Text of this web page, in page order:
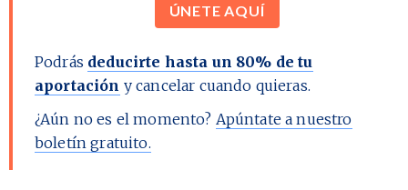
ÚNETE AQUÍ
Podrás deducirte hasta un 80% de tu
aportación y cancelar cuando quieras.
¿Aún no es el momento? Apúntate a nuestro
boletín gratuito.